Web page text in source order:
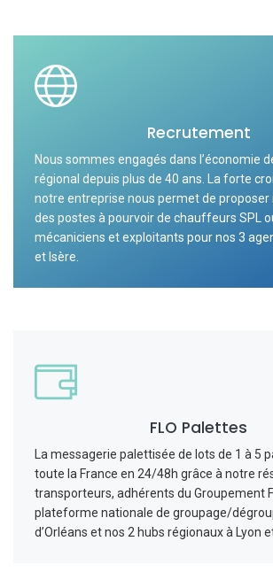
Recrutement
Nous sommes engagés dans l’économie
régional depuis plus de 40 ans. La forte
notre entreprise nous permet de
des postes à pourvoir de chauffeurs SPL
mécaniciens et exploitants pour nos 3
et Isère.
FLO Palettes
La messagerie palettisée de lots de 1 à 5
toute la France en 24/48h grâce à notre
transporteurs, adhérents du Groupement
plateforme nationale de groupage/
d’Orléans et nos 2 hubs régionaux à Lyon